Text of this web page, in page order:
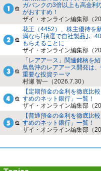
ガバンクの3倍以上も高金利
がおすすめ！
ザイ・オンライン編集部（
花王（4452）、株主優待を
満なら｢抽選で自社製品｣、
もらえることに
ザイ・オンライン編集部（
「レアアース」関連銘柄を
鳥島沖のレアアース開発は
重要な投資テーマ
村瀬 智一（2026.7.30）
【定期預金の金利を徹底比
すめのネット銀行」一覧！
ザイ・オンライン編集部（
【普通預金の金利を徹底比
すめのネット銀行」一覧！
ザイ・オンライン編集部（